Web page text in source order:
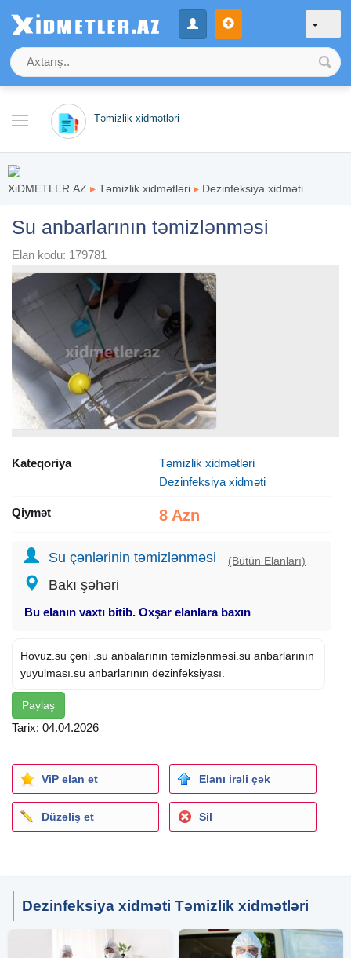
Təmizlik xidmətləri
XiDMETLER.AZ ▸ Təmizlik xidmətləri ▸ Dezinfeksiya xidməti
Su anbarlarının təmizlənməsi
Elan kodu: 179781
Kateqoriya
Təmizlik xidmətləri
Dezinfeksiya xidməti
Qiymət 8 Azn
Su çənlərinin təmizlənməsi (Bütün Elanları)
Bakı şəhəri
Bu elanın vaxtı bitib. Oxşar elanlara baxın
Hovuz.su çəni .su anbalarının təmizlənməsi.su anbarlarının
yuyulması.su anbarlarının dezinfeksiyası.
Paylaş
Tarix: 04.04.2026
ViP elan et Elanı irəli çək
Düzəliş et Sil
Dezinfeksiya xidməti Təmizlik xidmətləri